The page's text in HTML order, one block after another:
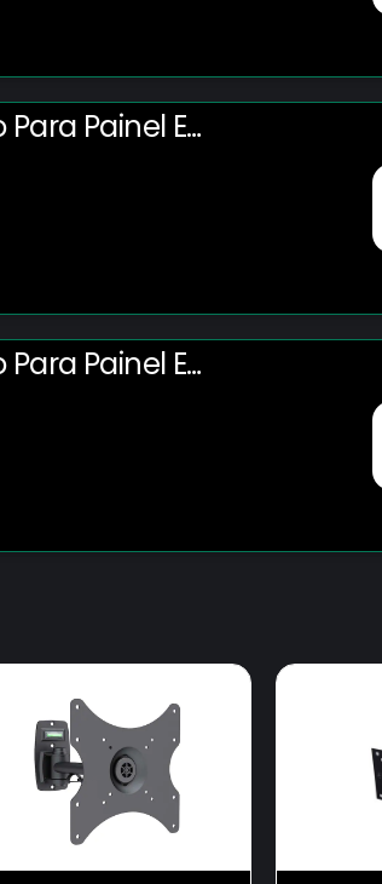
Painel E
3d De 14" à 42"
Painel E
3d De 14" À 42"